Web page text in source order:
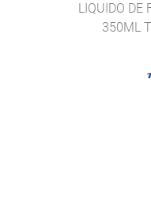
LIQUIDO DE
350ML